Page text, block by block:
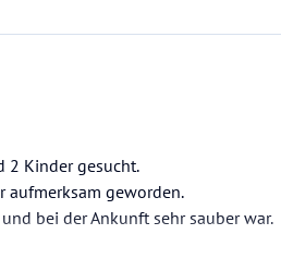
2 Kinder gesucht.
aufmerksam geworden.
bei der Ankunft sehr sauber war.